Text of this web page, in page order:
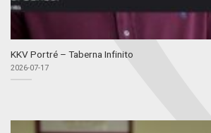
KKV Portré – Taberna Infinito
2026-07-17